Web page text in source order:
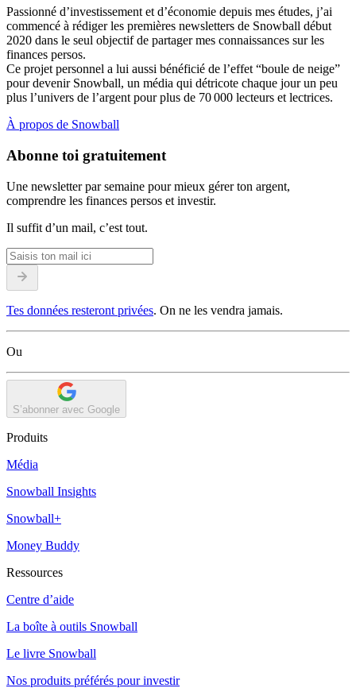
Passionné d’investissement et d’économie depuis mes études, j’ai
commencé à rédiger les premières newsletters de Snowball début
2020 dans le seul objectif de partager mes connaissances sur les
finances persos.
Ce projet personnel a lui aussi bénéficié de l’effet “boule de neige”
pour devenir Snowball, un média qui détricote chaque jour un peu
plus l’univers de l’argent pour plus de 70 000 lecteurs et lectrices.
À propos de Snowball
Abonne toi gratuitement
Une newsletter par semaine pour mieux gérer ton argent,
comprendre les finances persos et investir.
Il suffit d’un mail, c’est tout.
Tes données resteront privées. On ne les vendra jamais.
Ou
S’abonner avec Google
Produits
Média
Snowball Insights
Snowball+
Money Buddy
Ressources
Centre d’aide
La boîte à outils Snowball
Le livre Snowball
Nos produits préférés pour investir